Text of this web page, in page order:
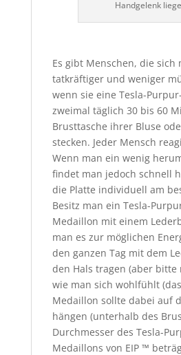
Handgelenk
Es gibt Menschen, die sich
tatkräftiger und weniger
wenn sie eine Tesla-
zweimal täglich 30 bis 60
Brusttasche ihrer Bluse
stecken. Jeder Mensch
Wenn man ein wenig
findet man jedoch schnell
die Platte individuell am
Besitz man ein Tesla-
Medaillon mit einem
man es zur möglichen
den ganzen Tag mit dem
den Hals tragen (aber bitte
wie man sich wohlfühlt
Medaillon sollte dabei auf
hängen (unterhalb des
Durchmesser des Tesla-
Medaillons von EIP ™